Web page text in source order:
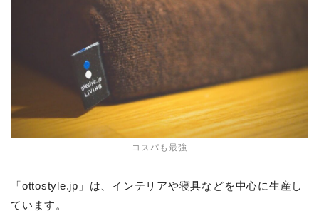
コスパも最強
「ottostyle.jp」は、インテリアや寝具などを中心に生産し
ています。